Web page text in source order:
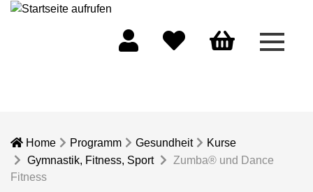
Menü
Home Programm Gesundheit
Kurse
Gymnastik, Fitness, Sport
Zumba® und Dance
Fitness